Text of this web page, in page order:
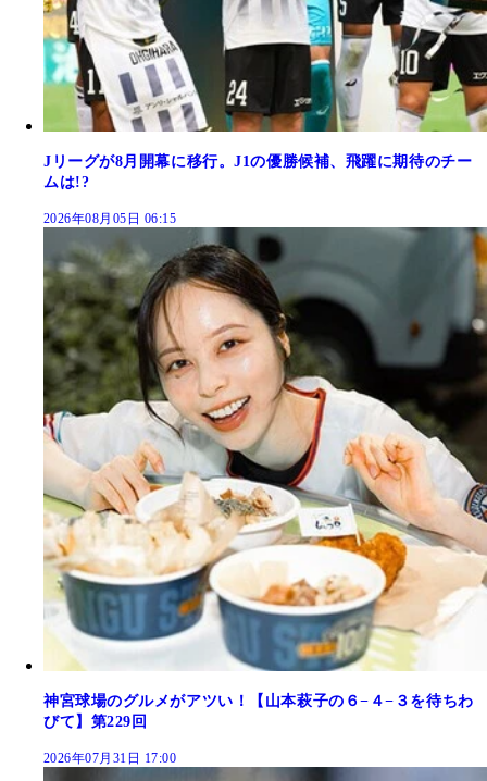
Jリーグが8月開幕に移行。J1の優勝候補、飛躍に期待のチー
ムは!?
2026年08月05日 06:15
神宮球場のグルメがアツい！【山本萩子の６−４−３を待ちわ
びて】第229回
2026年07月31日 17:00